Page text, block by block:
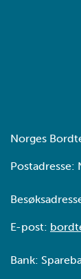
Norges
E-post:
Bank: